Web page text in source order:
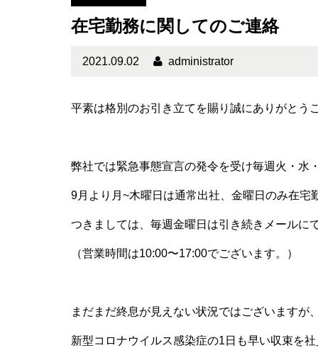
在宅勤務に関してのご連絡
2021.09.02 administrator
平素は格別のお引き立てを賜り誠にありがとう
弊社では緊急事態宣言の発令を受け毎週火・水
9月より月~木曜日は通常出社、金曜日のみ在宅
つきましては、毎週金曜日は引き続きメールに
（営業時間は10:00〜17:00でございます。）
まだまだ終息が見えない状況ではございます
新型コロナウイルス感染症の1日も早い収束を